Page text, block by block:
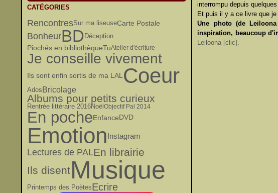
CATÉGORIES
RencontresSur ma liseuseCarte Postale
BonheurBD Déception
Piochés en bibliothèqueTuAtelier d'écriture
Je conseille vivement
Ils sont enfin sortis de ma LALCoeur
Ados Bricolage
Albums pour petits curieux
Rentrée littéraire 2016Noël Objectif Pal 2014
En pocheEnfance DVD
EmotionInstagram
Lectures de PALEn librairie
Ils disentMusique
Printemps des PoètesEcrire
interrompu depuis
Et puis il y a ce livre que
Une photo (de
inspiration, beaucoup
Leiloona [clic].